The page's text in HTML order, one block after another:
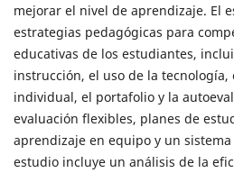
mejorar el nivel de aprendizaje. El
estrategias pedagógicas para
educativas de los estudiantes,
instrucción, el uso de la tecnología,
individual, el portafolio y la
evaluación flexibles, planes de
aprendizaje en equipo y un
estudio incluye un análisis de la